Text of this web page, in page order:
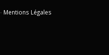
Mentions Légales